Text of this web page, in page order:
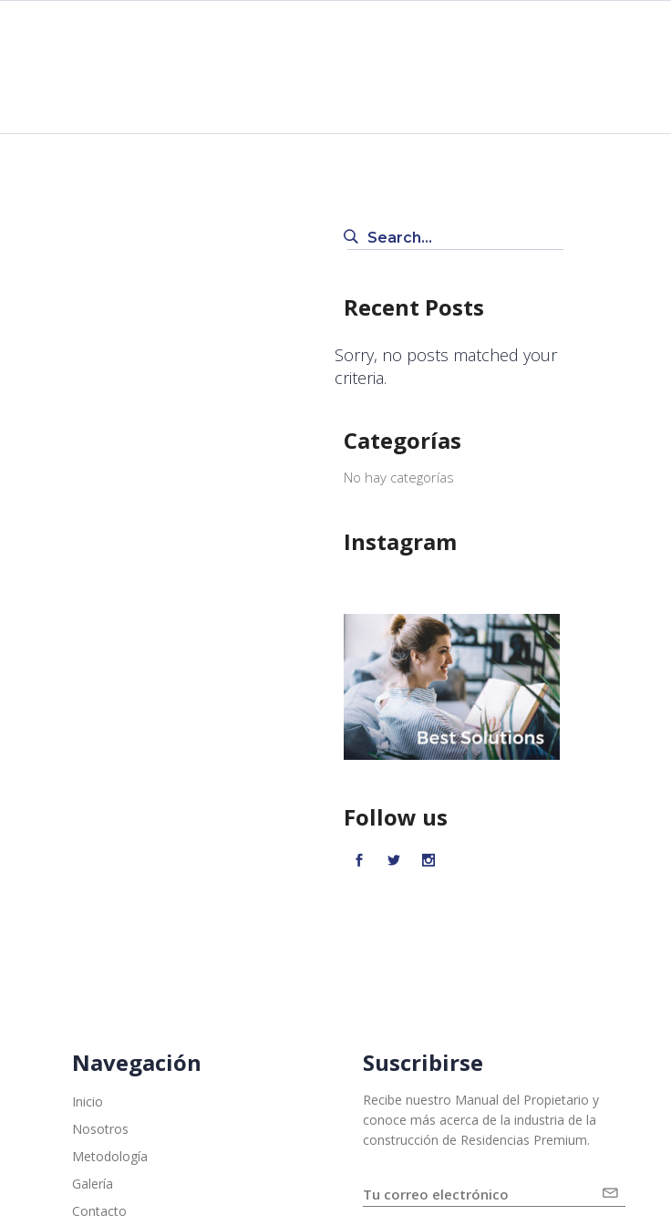
Search
Recent Posts
Sorry, no posts matched your
criteria.
Categorías
No hay categorías
Instagram
Follow us
Navegación
Inicio
Nosotros
Metodología
Galería
Contacto
Suscribirse
Recibe nuestro Manual del Propietario y
conoce más acerca de la industria de la
construcción de Residencias Premium.